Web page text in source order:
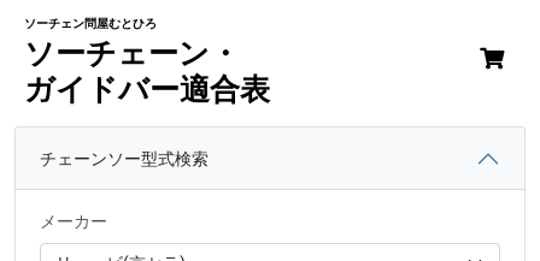
ソーチェン問屋むとひろ
ソーチェーン・
ガイドバー適合表
チェーンソー型式検索
メーカー